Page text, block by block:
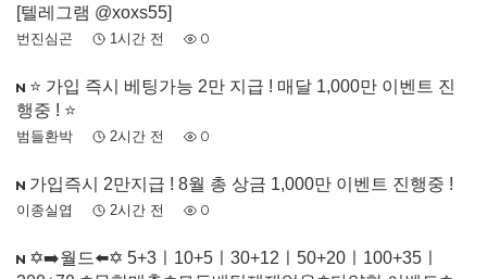
[텔레그램 @xoxs55]
번진심곤 1시간 전 0
⭐️ 가입 즉시 베팅가능 2만 지급 ! 매달 1,000만 이벤트 진
행중 ! ⭐️
범들환박 2시간 전 0
가입즉시 2만지급 ! 8월 총 상금 1,000만 이벤트 진행중 !
이종실엽 2시간 전 0
✡️➡️월드⬅️✡️ 5+3ㅣ10+5ㅣ30+12ㅣ50+20ㅣ100+35ㅣ